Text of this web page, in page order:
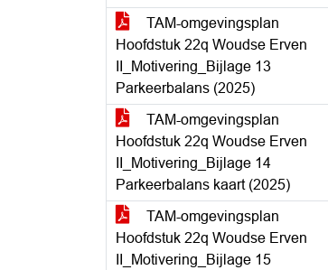
TAM-omgevingsplan
Hoofdstuk 22q Woudse Erven
II_Motivering_Bijlage 13
Parkeerbalans (2025)
TAM-omgevingsplan
Hoofdstuk 22q Woudse Erven
II_Motivering_Bijlage 14
Parkeerbalans kaart (2025)
TAM-omgevingsplan
Hoofdstuk 22q Woudse Erven
II_Motivering_Bijlage 15